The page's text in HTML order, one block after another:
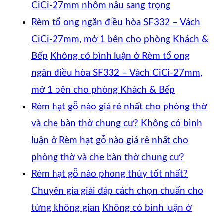
CiCi-27mm nhôm nâu sang trọng
Rèm tổ ong ngăn điều hòa SF332 – Vách
CiCi-27mm, mở 1 bên cho phòng Khách &
Bếp Không có bình luận ở Rèm tổ ong
ngăn điều hòa SF332 – Vách CiCi-27mm,
mở 1 bên cho phòng Khách & Bếp
Rèm hạt gỗ nào giá rẻ nhất cho phòng thờ
và che bàn thờ chung cư? Không có bình
luận ở Rèm hạt gỗ nào giá rẻ nhất cho
phòng thờ và che bàn thờ chung cư?
Rèm hạt gỗ nào phong thủy tốt nhất?
Chuyên gia giải đáp cách chọn chuẩn cho
từng không gian Không có bình luận ở